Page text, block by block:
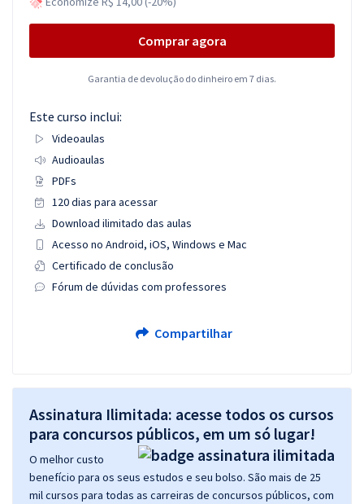
Comprar agora
Garantia de devolução do dinheiro em 7 dias.
Este curso inclui:
Videoaulas
Audioaulas
PDFs
120 dias para acessar
Download ilimitado das aulas
Acesso no Android, iOS, Windows e Mac
Certificado de conclusão
Fórum de dúvidas com professores
Compartilhar
Assinatura Ilimitada: acesse todos os cursos
para concursos públicos, em um só lugar!
O melhor custo
benefício para os seus estudos e seu bolso. São mais de 25
mil cursos para todas as carreiras de concursos públicos, com